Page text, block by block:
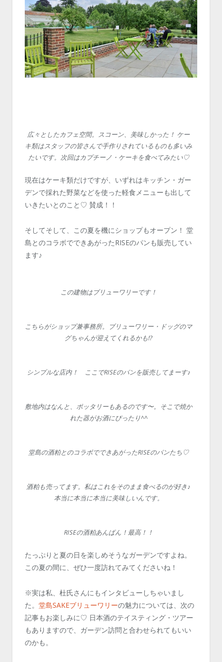
広々としたカフェ空間。スコーン、美味しかった！ ケー
キ類はスタッフの皆さんで手作りされているものも多いみ
たいです。次回はカプチーノ・ケーキを食べてみたい♡
現在はケーキ類だけですが、いずれはキッチン・ガー
デンで採れた野菜などを使った軽食メニューも出して
いきたいとのこと♡ 賛成！！
そしてそして、この夏を機にショップもオープン！ 堂
島とのコラボでできあがったRISEのパンも販売してい
ます♪
この建物はブリューワリーです！
こちらがショップ兼事務所。ブリューワリー・ドッグのマ
グちゃんが迎えてくれるかも!?
シンプルな店内！ ここでRISEのパンを販売してまーす♪
敷地内はなんと、ポッタリーもあるのです〜。そこで焼か
れた器がお酒にぴったり^^
堂島の酒粕とのコラボでできあがったRISEのパンたち♡
酒粕も売ってます。私はこれをそのまま食べるのが好き♪
本当に本当に本当に美味しいんです。
RISEの酒粕あんぱん！最高！！
たっぷりと夏の日を楽しめそうなガーデンですよね。
この夏の間に、ぜひ一度訪れてみてくださいね！
※実は私、杜氏さんにもインタビューしちゃいまし
た。 堂島SAKEブリューワリーの魅力については、次の
記事もお楽しみに♡ 日本酒のテイスティング・ツアー
もありますので、ガーデン訪問と合わせられてもいい
のかも。